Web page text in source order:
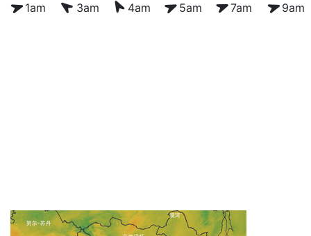
1am 3am 4am 5am 7am 9am